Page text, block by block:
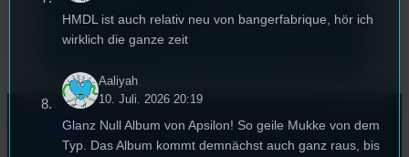
Kontakt
HMDL ist auch relativ neu von bangerfabrique, hör ich
wirklich die ganze zeit
Aaliyah
10. Juli. 2026 20:19
Glanz Null Album von Apsilon! So geile Mukke von dem
Typ. Das Album kommt demnächst auch ganz raus, bis